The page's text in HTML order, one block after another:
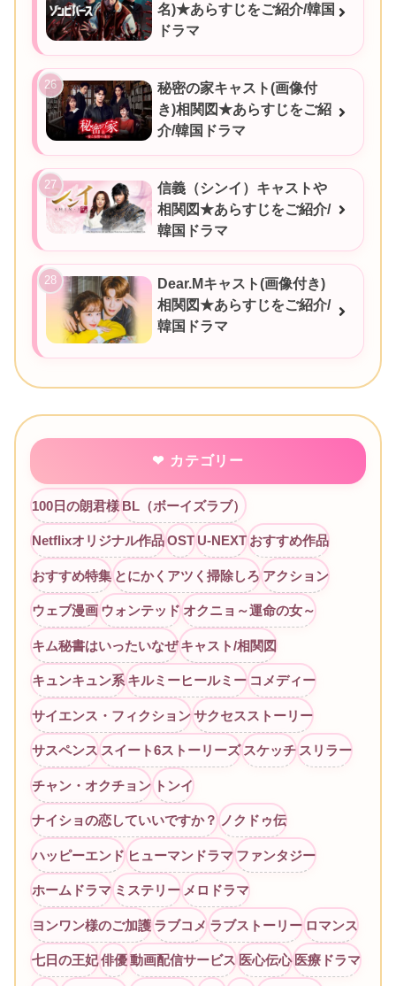
名)★あらすじをご紹介/韓国
ドラマ
秘密の家キャスト(画像付
き)相関図★あらすじをご紹
介/韓国ドラマ
信義（シンイ）キャストや
相関図★あらすじをご紹介/
韓国ドラマ
Dear.Mキャスト(画像付き)
相関図★あらすじをご紹介/
韓国ドラマ
カテゴリー
100日の朗君様 BL（ボーイズラブ）
Netflixオリジナル作品 OST U-NEXT おすすめ作品
おすすめ特集 とにかくアツく掃除しろ アクション
ウェブ漫画 ウォンテッド オクニョ～運命の女～
キム秘書はいったいなぜ キャスト/相関図
キュンキュン系 キルミーヒールミー コメディー
サイエンス・フィクション サクセスストーリー
サスペンス スイート6ストーリーズ スケッチ スリラー
チャン・オクチョン トンイ
ナイショの恋していいですか？ ノクドゥ伝
ハッピーエンド ヒューマンドラマ ファンタジー
ホームドラマ ミステリー メロドラマ
ヨンワン様のご加護 ラブコメ ラブストーリー ロマンス
七日の王妃 俳優 動画配信サービス 医心伝心 医療ドラマ